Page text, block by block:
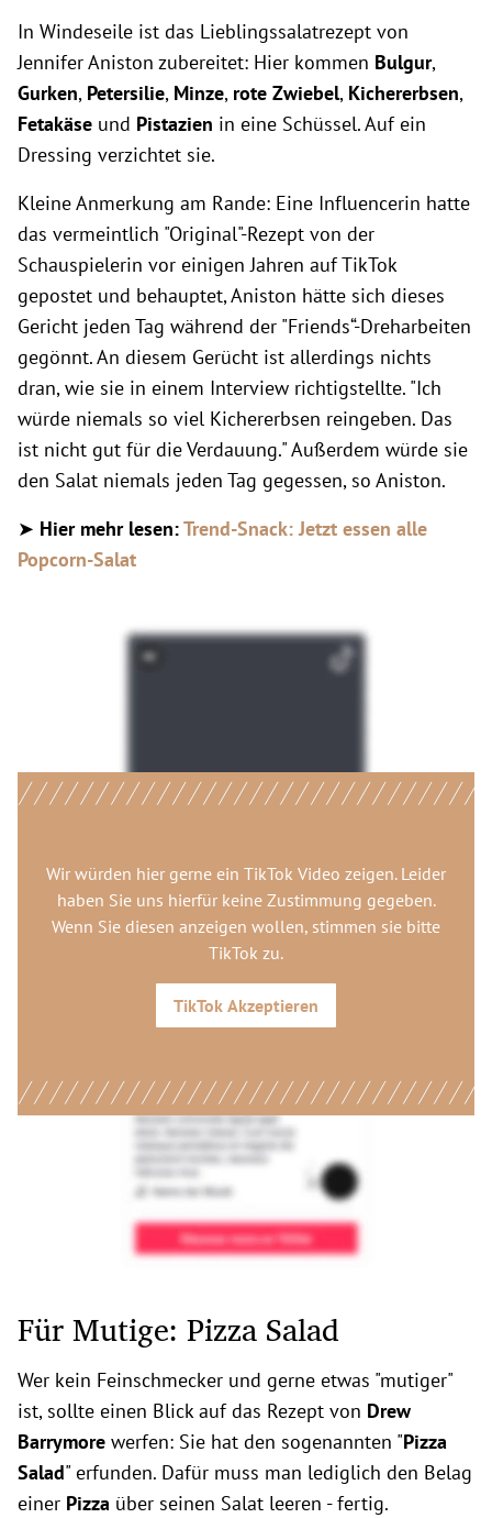
In Windeseile ist das Lieblingssalatrezept von
Jennifer Aniston zubereitet: Hier kommen Bulgur,
Gurken, Petersilie, Minze, rote Zwiebel, Kichererbsen,
Fetakäse und Pistazien in eine Schüssel. Auf ein
Dressing verzichtet sie.
Kleine Anmerkung am Rande: Eine Influencerin hatte
das vermeintlich "Original"-Rezept von der
Schauspielerin vor einigen Jahren auf TikTok
gepostet und behauptet, Aniston hätte sich dieses
Gericht jeden Tag während der "Friends“-Dreharbeiten
gegönnt. An diesem Gerücht ist allerdings nichts
dran, wie sie in einem Interview richtigstellte. "Ich
würde niemals so viel Kichererbsen reingeben. Das
ist nicht gut für die Verdauung." Außerdem würde sie
den Salat niemals jeden Tag gegessen, so Aniston.
➤ Hier mehr lesen:Trend-Snack: Jetzt essen alle
Popcorn-Salat
Wir würden hier gerne ein TikTok Video zeigen. Leider
haben Sie uns hierfür keine Zustimmung gegeben.
Wenn Sie diesen anzeigen wollen, stimmen sie bitte
TikTok zu.
TikTok Akzeptieren
Für Mutige: Pizza Salad
Wer kein Feinschmecker und gerne etwas "mutiger"
ist, sollte einen Blick auf das Rezept von Drew
Barrymore werfen: Sie hat den sogenannten "Pizza
Salad" erfunden. Dafür muss man lediglich den Belag
einer Pizza über seinen Salat leeren - fertig.